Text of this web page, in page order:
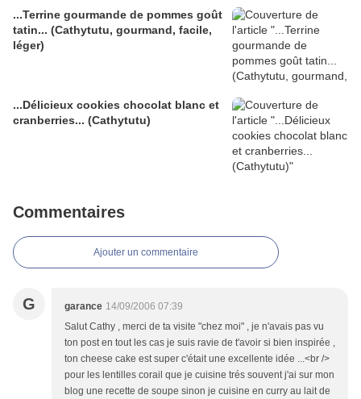
...Terrine gourmande de pommes goût
tatin... (Cathytutu, gourmand, facile,
léger)
...Délicieux cookies chocolat blanc et
cranberries... (Cathytutu)
Commentaires
Ajouter un commentaire
G garance 14/09/2006 07:39
Salut Cathy , merci de ta visite "chez moi" , je n'avais pas vu
ton post en tout les cas je suis ravie de t'avoir si bien inspirée ,
ton cheese cake est super c'était une excellente idée ...<br />
pour les lentilles corail que je cuisine trés souvent j'ai sur mon
blog une recette de soupe sinon je cuisine en curry au lait de